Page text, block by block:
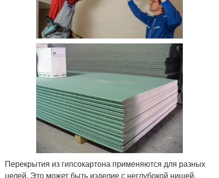
Перекрытия из гипсокартона применяются для разных
целей. Это может быть изделие с неглубокой нишей,